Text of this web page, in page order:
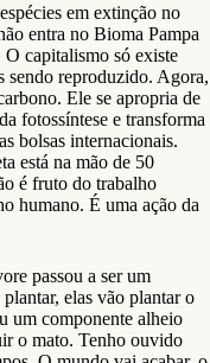
em extinção no
entra no Bioma Pampa
O capitalismo só existe
sendo reproduzido. Agora,
Ele se apropria de
fotossíntese e transforma
bolsas internacionais.
está na mão de 50
é fruto do trabalho
humano. É uma ação da
passou a ser um
elas vão plantar o
um componente alheio
o mato. Tenho ouvido